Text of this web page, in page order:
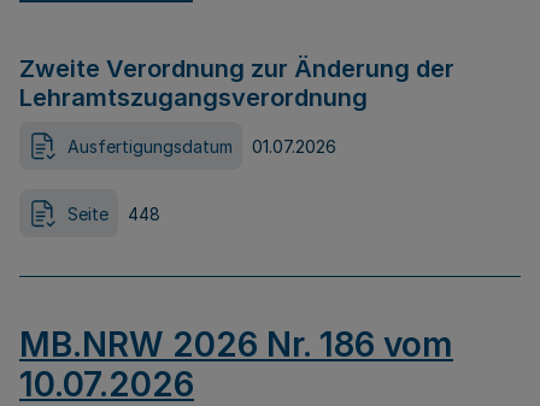
Zweite Verordnung zur Änderung der
Lehramtszugangsverordnung
Ausfertigungsdatum 01.07.2026
Seite 448
MB.NRW 2026 Nr. 186 vom
10.07.2026